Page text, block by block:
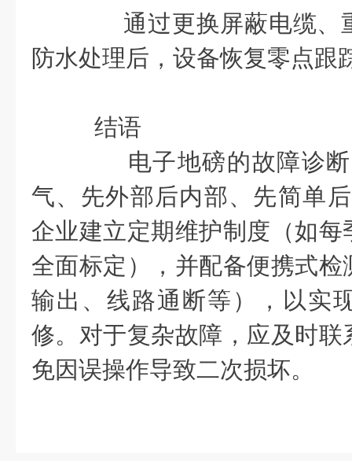
通过更换屏蔽电缆、
防水处理后，设备恢复零点跟
结语
电子地磅的故障诊断
气、先外部后内部、先简单
企业建立定期维护制度（如
全面标定），并配备便携式
输出、线路通断等），以实
修。对于复杂故障，应及时
免因误操作导致二次损坏。